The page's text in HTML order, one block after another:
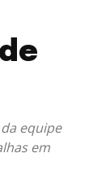
equipe
em